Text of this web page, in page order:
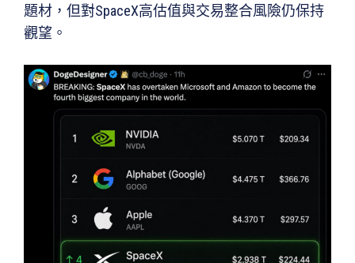
題材，但對SpaceX高估值與交易整合風險仍保持
觀望。